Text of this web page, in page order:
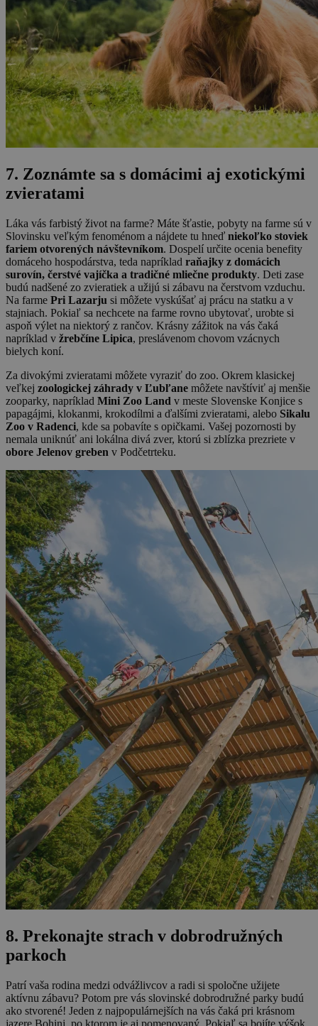
7. Zoznámte sa s domácimi aj exotickými
zvieratami
Láka vás farbistý život na farme? Máte šťastie, pobyty na farme sú v
Slovinsku veľkým fenoménom a nájdete tu hneď niekoľko stoviek
fariem otvorených návštevníkom. Dospelí určite ocenia benefity
domáceho hospodárstva, teda napríklad raňajky z domácich
surovín, čerstvé vajíčka a tradičné mliečne produkty. Deti zase
budú nadšené zo zvieratiek a užijú si zábavu na čerstvom vzduchu.
Na farme Pri Lazarju si môžete vyskúšať aj prácu na statku a v
stajniach. Pokiaľ sa nechcete na farme rovno ubytovať, urobte si
aspoň výlet na niektorý z rančov. Krásny zážitok na vás čaká
napríklad v žrebčíne Lipica, preslávenom chovom vzácnych
bielych koní.
Za divokými zvieratami môžete vyraziť do zoo. Okrem klasickej
veľkej zoologickej záhrady v Ľubľane môžete navštíviť aj menšie
zooparky, napríklad Mini Zoo Land v meste Slovenske Konjice s
papagájmi, klokanmi, krokodílmi a ďalšími zvieratami, alebo Sikalu
Zoo v Radenci, kde sa pobavíte s opičkami. Vašej pozornosti by
nemala uniknúť ani lokálna divá zver, ktorú si zblízka prezriete v
obore Jelenov greben v Podčetrteku.
8. Prekonajte strach v dobrodružných
parkoch
Patrí vaša rodina medzi odvážlivcov a radi si spoločne užijete
aktívnu zábavu? Potom pre vás slovinské dobrodružné parky budú
ako stvorené! Jeden z najpopulárnejších na vás čaká pri krásnom
jazere Bohinj, po ktorom je aj pomenovaný. Pokiaľ sa bojíte výšok,